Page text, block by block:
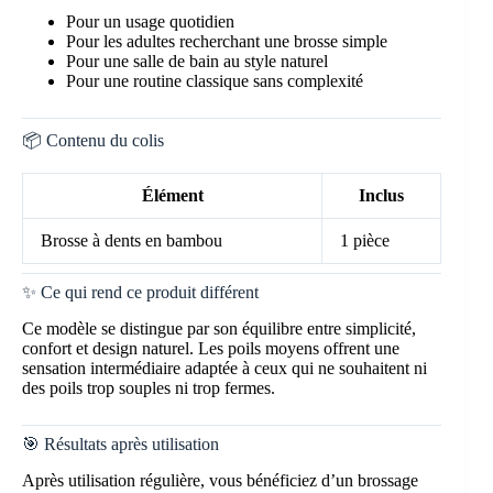
Pour un usage quotidien
Pour les adultes recherchant une brosse simple
Pour une salle de bain au style naturel
Pour une routine classique sans complexité
📦 Contenu du colis
Élément Inclus
Brosse à dents en bambou 1 pièce
✨ Ce qui rend ce produit différent
Ce modèle se distingue par son équilibre entre simplicité,
confort et design naturel. Les poils moyens offrent une
sensation intermédiaire adaptée à ceux qui ne souhaitent ni
des poils trop souples ni trop fermes.
🎯 Résultats après utilisation
Après utilisation régulière, vous bénéficiez d’un brossage